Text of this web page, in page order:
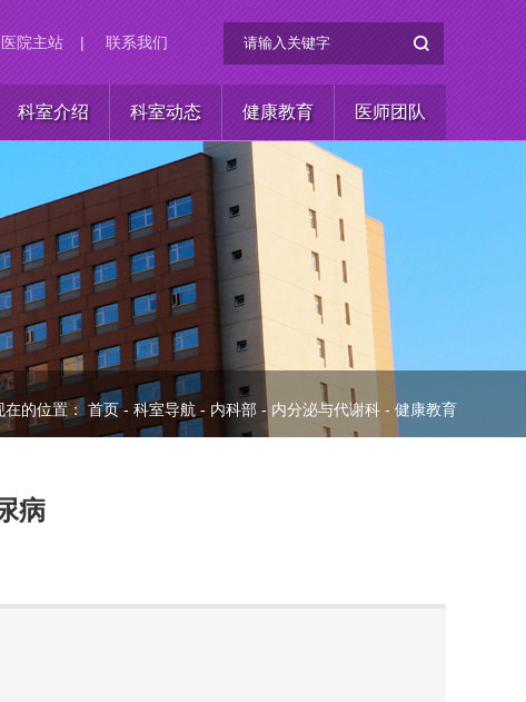
医院主站 | 联系我们
科室介绍 科室动态 健康教育 医师团队
在的位置：首页- 科室导航 - 内科部 - 内分泌与代谢科 - 健康教育
病